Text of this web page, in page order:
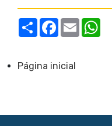
S
h
F
b
o
E
m
Página inicial